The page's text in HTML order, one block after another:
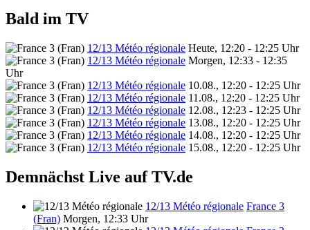
Bald im TV
12/13 Météo régionale Heute, 12:20 - 12:25 Uhr
12/13 Météo régionale Morgen, 12:33 - 12:35
Uhr
12/13 Météo régionale 10.08., 12:20 - 12:25 Uhr
12/13 Météo régionale 11.08., 12:20 - 12:25 Uhr
12/13 Météo régionale 12.08., 12:23 - 12:25 Uhr
12/13 Météo régionale 13.08., 12:20 - 12:25 Uhr
12/13 Météo régionale 14.08., 12:20 - 12:25 Uhr
12/13 Météo régionale 15.08., 12:20 - 12:25 Uhr
Demnächst Live auf TV.de
12/13 Météo régionale France 3
(Fran) Morgen, 12:33 Uhr